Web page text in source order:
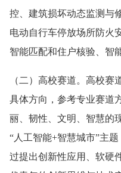
控、建筑损坏动态监测与
电动自行车停放场所防火
智能匹配和住户核验、智
（二）高校赛道。高校
具体方向，参考专业赛道
丽、韧性、文明、智慧的
“人工智能+智慧城市”主
过提出创新性应用、软硬